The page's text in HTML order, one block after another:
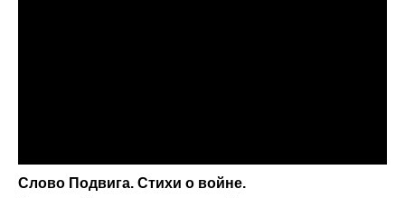
Слово Подвига. Стихи о войне.